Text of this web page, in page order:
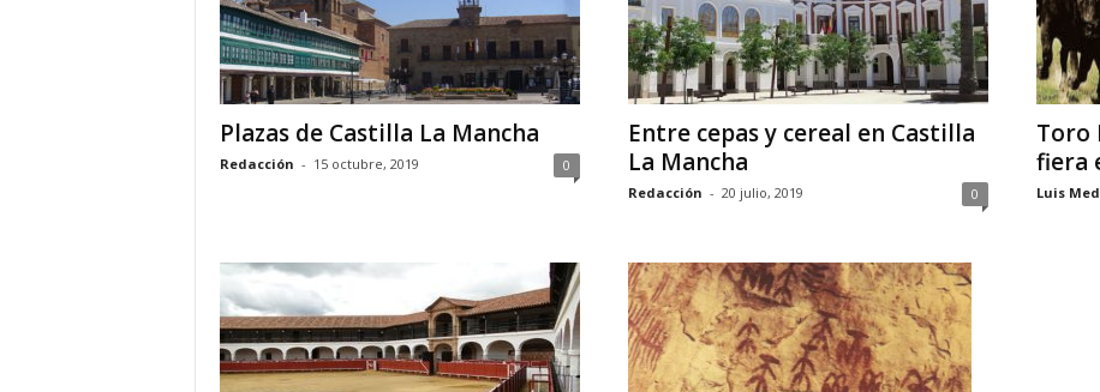
Plazas de Castilla La Mancha
Redacción - 15 octubre, 2019 0
Entre cepas y cereal en Castilla
La Mancha
Redacción - 20 julio, 2019 0
Toro
fiera
Luis